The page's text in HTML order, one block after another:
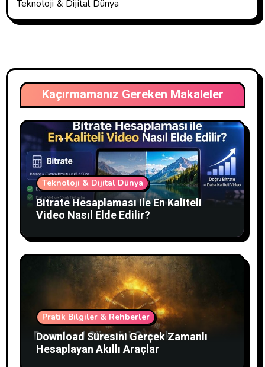
Teknoloji & Dijital Dünya
Kaçırmamanız Gereken Makaleler
Teknoloji & Dijital Dünya
Bitrate Hesaplaması ile En Kaliteli
Video Nasıl Elde Edilir?
Pratik Bilgiler & Rehberler
Download Süresini Gerçek Zamanlı
Hesaplayan Akıllı Araçlar